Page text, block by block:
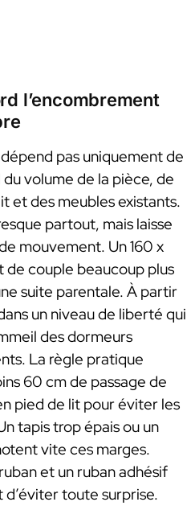
l’encombrement
pas uniquement de
volume de la pièce, de
et des meubles existants.
partout, mais laisse
mouvement. Un 160 x
couple beaucoup plus
suite parentale. À partir
un niveau de liberté qui
des dormeurs
La règle pratique
60 cm de passage de
pied de lit pour éviter les
tapis trop épais ou un
vite ces marges.
et un ruban adhésif
toute surprise.